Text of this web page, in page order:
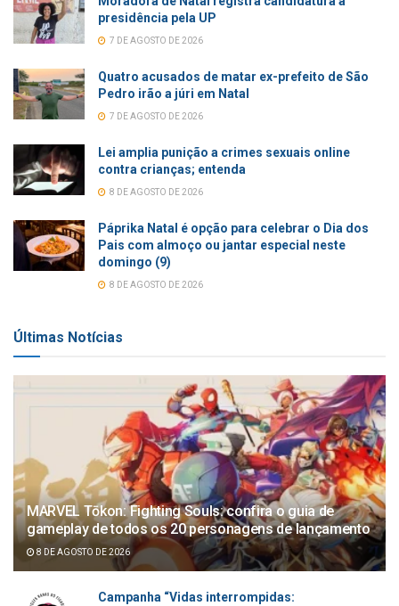
presidência pela UP
7 DE AGOSTO DE 2026
Quatro acusados de matar ex-prefeito de São
Pedro irão a júri em Natal
7 DE AGOSTO DE 2026
Lei amplia punição a crimes sexuais online
contra crianças; entenda
8 DE AGOSTO DE 2026
Páprika Natal é opção para celebrar o Dia dos
Pais com almoço ou jantar especial neste
domingo (9)
8 DE AGOSTO DE 2026
Últimas Notícias
MARVEL Tōkon: Fighting Souls: confira o guia de
gameplay de todos os 20 personagens de lançamento
8 DE AGOSTO DE 2026
Campanha “Vidas interrompidas: